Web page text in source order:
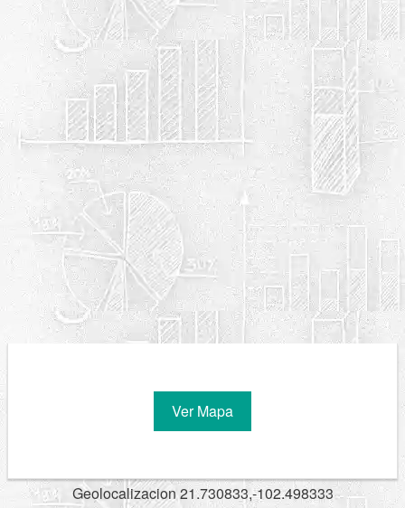
Ver Mapa
Geolocalizacion 21.730833,-102.498333